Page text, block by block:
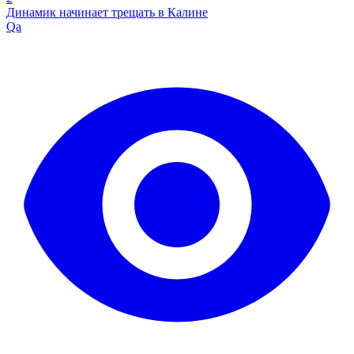
Динамик начинает трещать в Калине
Qa